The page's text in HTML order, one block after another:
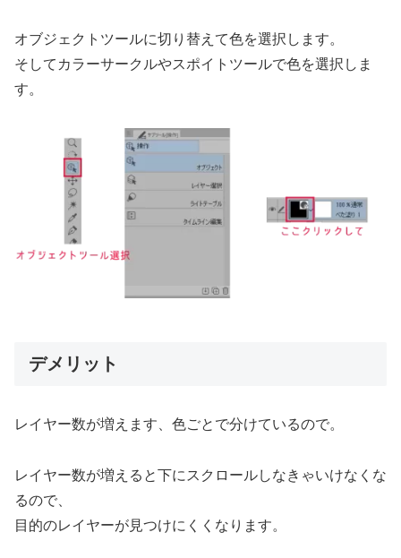
オブジェクトツールに切り替えて色を選択します。
そしてカラーサークルやスポイトツールで色を選択しま
す。
デメリット
レイヤー数が増えます、色ごとで分けているので。
レイヤー数が増えると下にスクロールしなきゃいけなくな
るので、
目的のレイヤーが見つけにくくなります。